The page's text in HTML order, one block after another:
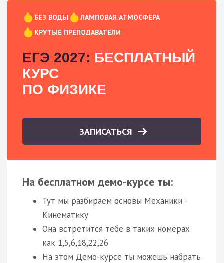
БЕЗ ВОДЫ
ЛАМПОВАЯ АТМОСФЕРА
КРУТЫЕ ПРЕПОДАВАТЕЛИ
ЕГЭ 2027: БЕСПЛАТНЫЙ
КУРС
ПО ФИЗИКЕ
ЗАПИСАТЬСЯ
На бесплатном демо-курсе ты:
Тут мы разбираем основы Механики -
Кинематику
Она встретится тебе в таких номерах
как 1,5,6,18,22,26
На этом Демо-курсе ты можешь набрать